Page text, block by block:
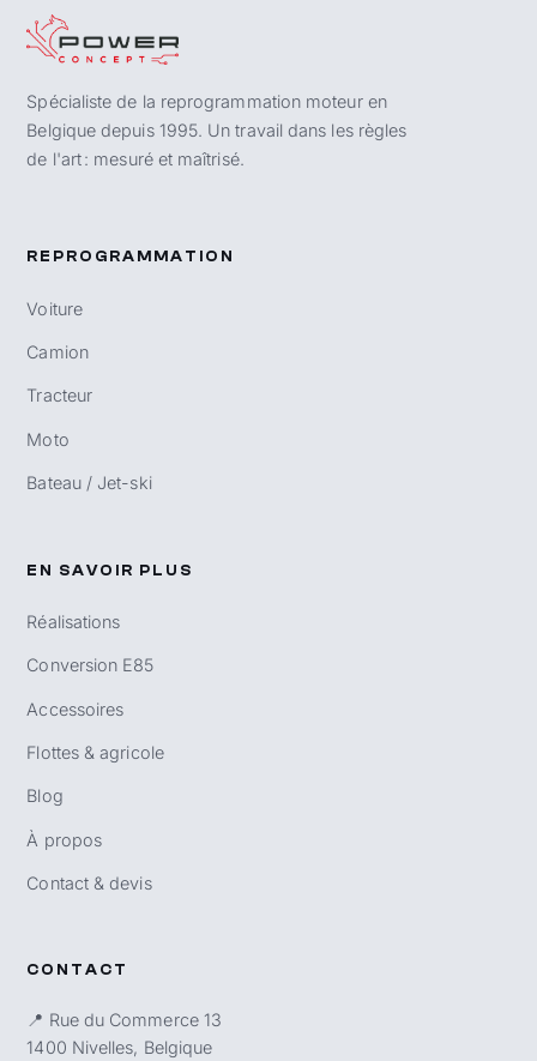
Spécialiste de la reprogrammation moteur en
Belgique depuis 1995. Un travail dans les règles
de l'art : mesuré et maîtrisé.
REPROGRAMMATION
Voiture
Camion
Tracteur
Moto
Bateau / Jet-ski
EN SAVOIR PLUS
Réalisations
Conversion E85
Accessoires
Flottes & agricole
Blog
À propos
Contact & devis
CONTACT
📍 Rue du Commerce 13
1400 Nivelles, Belgique